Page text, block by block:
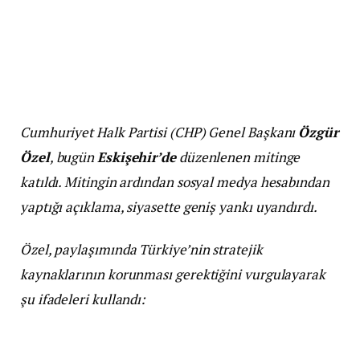
Cumhuriyet Halk Partisi (CHP) Genel Başkanı Özgür
Özel, bugünEskişehir’dedüzenlenen mitinge
katıldı. Mitingin ardından sosyal medya hesabından
yaptığı açıklama, siyasette geniş yankı uyandırdı.
Özel, paylaşımında Türkiye’nin stratejik
kaynaklarının korunması gerektiğini vurgulayarak
şu ifadeleri kullandı: